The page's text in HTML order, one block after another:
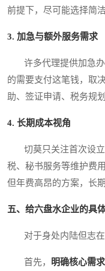
前提下，尽可能选择简
3. 加急与额外服务需求
许多代理提供加急办
的需要支付这笔钱，取
助、签证申请、税务规
4. 长期成本视角
切莫只关注首次设立
税、秘书服务等维护费
但年费高昂的方案，长
五、给六盘水企业的具
对于身处内陆但志在
首先， 明确核心需求